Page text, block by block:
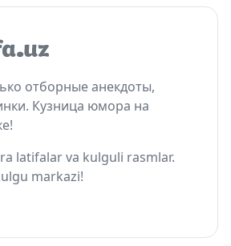
отборные анекдоты,
Кузница юмора на
latifalar va kulguli rasmlar.
markazi!